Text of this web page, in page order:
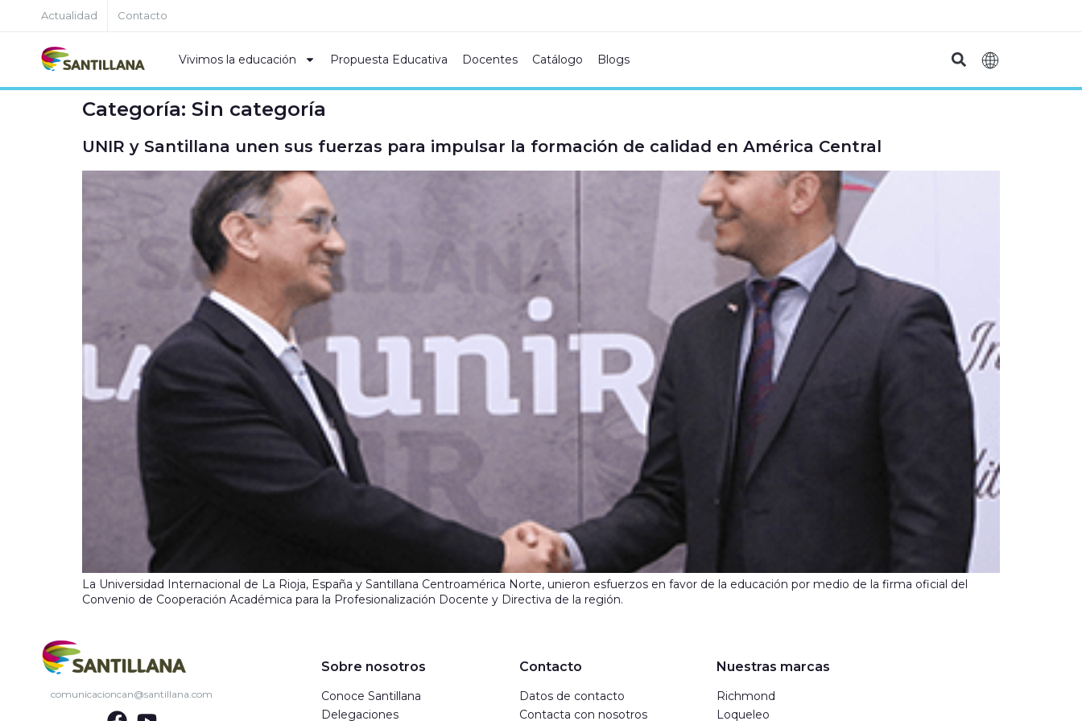
Actualidad Contacto
Vivimos la educación Propuesta Educativa Docentes Catálogo Blogs
Categoría: Sin categoría
UNIR y Santillana unen sus fuerzas para impulsar la formación de calidad en América Central
La Universidad Internacional de La Rioja, España y Santillana Centroamérica Norte, unieron esfuerzos en favor de la educación por medio de la firma oficial del
Convenio de Cooperación Académica para la Profesionalización Docente y Directiva de la región.
comunicacioncan@santillana.com
Sobre nosotros
Conoce Santillana
Delegaciones
Contacto
Datos de contacto
Contacta con nosotros
Nuestras marcas
Richmond
Loqueleo